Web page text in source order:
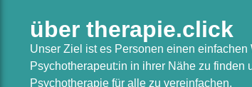
über therapie.click
Unser Ziel ist es Personen einen
Psychotherapeut:in in ihrer Nähe zu finden
Psychotherapie für alle zu vereinfachen.